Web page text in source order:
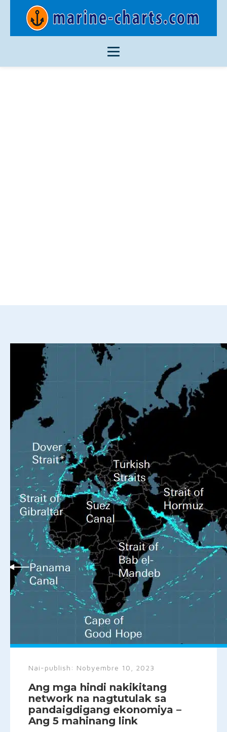
Nai-publish: Nobyembre 10, 2023
Ang mga hindi nakikitang
network na nagtutulak sa
pandaigdigang ekonomiya –
Ang 5 mahinang link